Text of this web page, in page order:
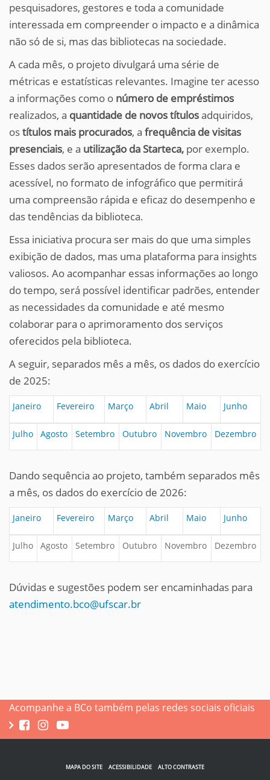
pesquisadores, gestores e toda a comunidade
interessada em compreender o impacto e a dinâmica
não só de si, mas das bibliotecas na sociedade.
A cada mês, o projeto divulgará uma série de
métricas e estatísticas relevantes. Imagine ter acesso
a informações como o número de empréstimos
realizados, a quantidade de novos títulosadquiridos,
ostítulos mais procurados, a frequência de visitas
presenciais, e a utilização da Starteca, por exemplo.
Esses dados serão apresentados de forma clara e
acessível, no formato de infográfico que permitirá
uma compreensão rápida e eficaz do desempenho e
das tendências da biblioteca.
Essa iniciativa procura ser mais do que uma simples
exibição de dados, mas uma plataforma para insights
valiosos. Ao acompanhar essas informações ao longo
do tempo, será possível identificar padrões, entender
as necessidades da comunidade e até mesmo
colaborar para o aprimoramento dos serviços
oferecidos pela biblioteca.
A seguir, separados mês a mês, os dados do exercício
de 2025:
Janeiro Fevereiro Março Abril Maio Junho
Julho Agosto Setembro Outubro Novembro Dezembro
Dando sequência ao projeto, também separados mês
a mês, os dados do exercício de 2026:
Janeiro Fevereiro Março Abril Maio Junho
Julho Agosto Setembro Outubro Novembro Dezembro
Dúvidas e sugestões podem ser encaminhadas para
atendimento.bco@ufscar.br
Acompanhe a BCo também pelas redes sociais oficiais
MAPA DO SITE ACESSIBILIDADE ALTO CONTRASTE